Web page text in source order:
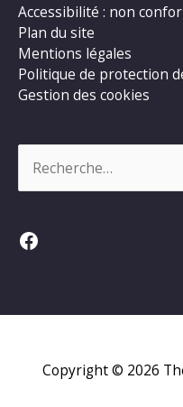
Accessibilité : non
Plan du site
Mentions légales
Politique de protection
Gestion des cookies
Facebook
Copyright © 2026